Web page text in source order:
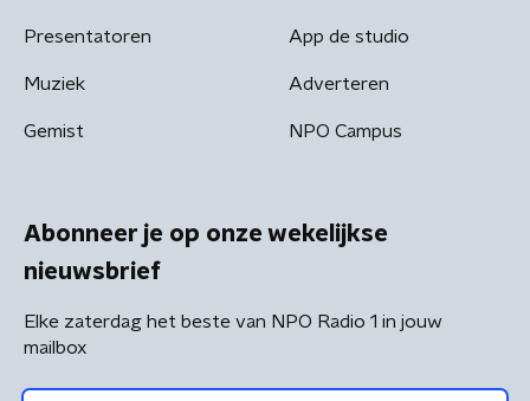
Presentatoren
Muziek
Gemist
App de studio
Adverteren
NPO Campus
Abonneer je op onze wekelijkse
nieuwsbrief
Elke zaterdag het beste van NPO Radio 1 in jouw
mailbox